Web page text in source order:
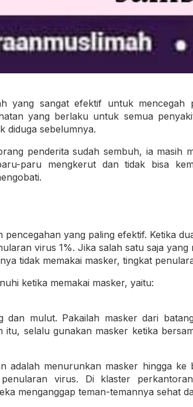
yang sangat efektif untuk
yang berlaku untuk semua
diduga sebelumnya.
penderita sudah sembuh, ia masih
paru mengkerut dan tidak bisa
pencegahan yang paling efektif. Ketika
virus 1%. Jika salah satu saja yang
tidak memakai masker, tingkat
ketika memakai masker, yaitu:
dan mulut. Pakailah masker dari
itu, selalu gunakan masker ketika
adalah menurunkan masker hingga
virus. Di klaster
menganggap teman-temannya sehat